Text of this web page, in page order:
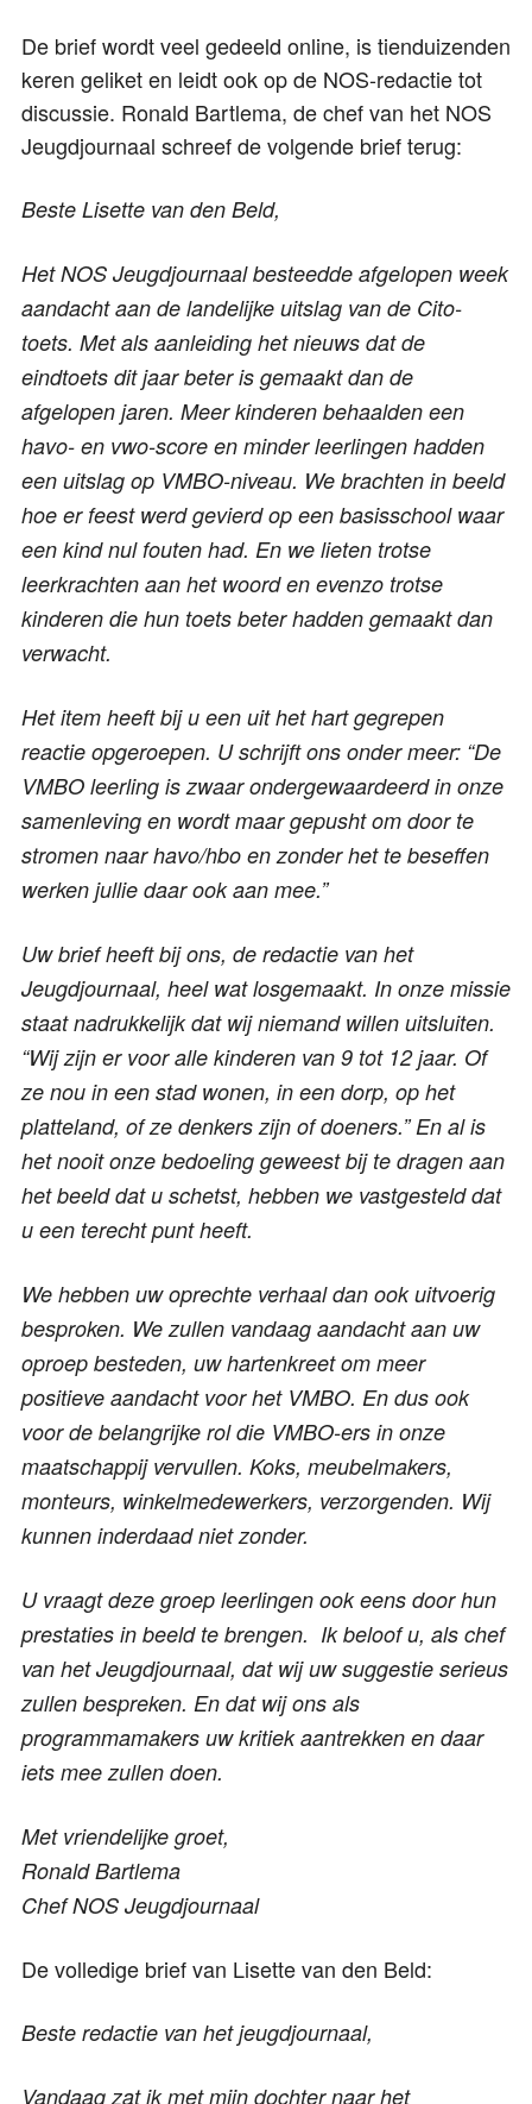
De brief wordt veel gedeeld online, is tienduizenden
keren geliket en leidt ook op de NOS-redactie tot
discussie. Ronald Bartlema, de chef van het NOS
Jeugdjournaal schreef de volgende brief terug:
Beste Lisette van den Beld,
Het NOS Jeugdjournaal besteedde afgelopen week
aandacht aan de landelijke uitslag van de Cito-
toets. Met als aanleiding het nieuws dat de
eindtoets dit jaar beter is gemaakt dan de
afgelopen jaren. Meer kinderen behaalden een
havo- en vwo-score en minder leerlingen hadden
een uitslag op VMBO-niveau. We brachten in beeld
hoe er feest werd gevierd op een basisschool waar
een kind nul fouten had. En we lieten trotse
leerkrachten aan het woord en evenzo trotse
kinderen die hun toets beter hadden gemaakt dan
verwacht.
Het item heeft bij u een uit het hart gegrepen
reactie opgeroepen. U schrijft ons onder meer: “De
VMBO leerling is zwaar ondergewaardeerd in onze
samenleving en wordt maar gepusht om door te
stromen naar havo/hbo en zonder het te beseffen
werken jullie daar ook aan mee.”
Uw brief heeft bij ons, de redactie van het
Jeugdjournaal, heel wat losgemaakt. In onze missie
staat nadrukkelijk dat wij niemand willen uitsluiten.
“Wij zijn er voor alle kinderen van 9 tot 12 jaar. Of
ze nou in een stad wonen, in een dorp, op het
platteland, of ze denkers zijn of doeners.” En al is
het nooit onze bedoeling geweest bij te dragen aan
het beeld dat u schetst, hebben we vastgesteld dat
u een terecht punt heeft.
We hebben uw oprechte verhaal dan ook uitvoerig
besproken. We zullen vandaag aandacht aan uw
oproep besteden, uw hartenkreet om meer
positieve aandacht voor het VMBO. En dus ook
voor de belangrijke rol die VMBO-ers in onze
maatschappij vervullen. Koks, meubelmakers,
monteurs, winkelmedewerkers, verzorgenden. Wij
kunnen inderdaad niet zonder.
U vraagt deze groep leerlingen ook eens door hun
prestaties in beeld te brengen. Ik beloof u, als chef
van het Jeugdjournaal, dat wij uw suggestie serieus
zullen bespreken. En dat wij ons als
programmamakers uw kritiek aantrekken en daar
iets mee zullen doen.
Met vriendelijke groet,
Ronald Bartlema
Chef NOS Jeugdjournaal
De volledige brief van Lisette van den Beld:
Beste redactie van het jeugdjournaal,
Vandaag zat ik met mijn dochter naar het